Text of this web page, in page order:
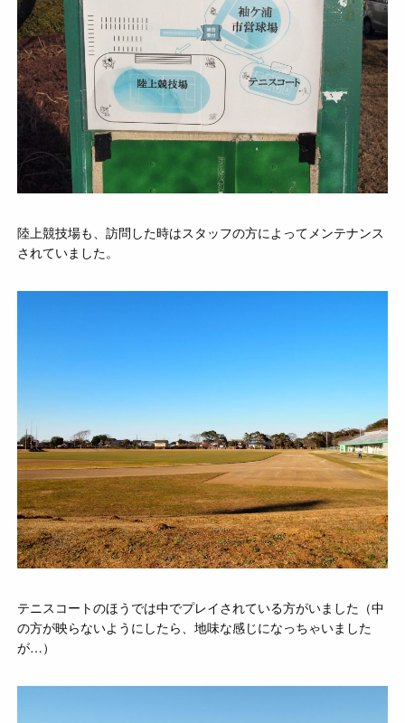
陸上競技場も、訪問した時はスタッフの方によってメンテナンス
されていました。
テニスコートのほうでは中でプレイされている方がいました（中
の方が映らないようにしたら、地味な感じになっちゃいました
が…）